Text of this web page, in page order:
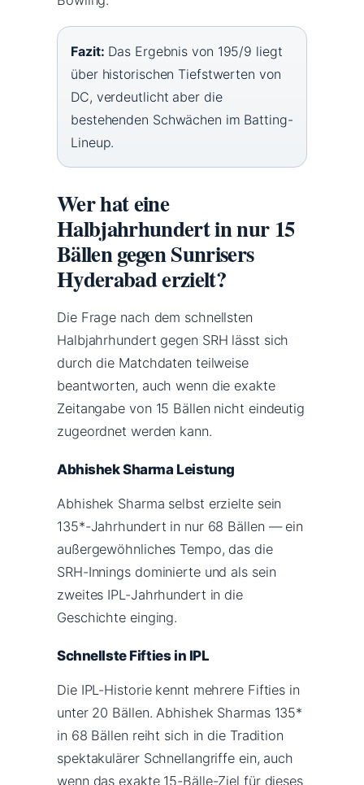
Fazit: Das Ergebnis von 195/9 liegt
über historischen Tiefstwerten von
DC, verdeutlicht aber die
bestehenden Schwächen im Batting-
Lineup.
Wer hat eine
Halbjahrhundert in nur 15
Bällen gegen Sunrisers
Hyderabad erzielt?
Die Frage nach dem schnellsten
Halbjahrhundert gegen SRH lässt sich
durch die Matchdaten teilweise
beantworten, auch wenn die exakte
Zeitangabe von 15 Bällen nicht eindeutig
zugeordnet werden kann.
Abhishek Sharma Leistung
Abhishek Sharma selbst erzielte sein
135*-Jahrhundert in nur 68 Bällen — ein
außergewöhnliches Tempo, das die
SRH-Innings dominierte und als sein
zweites IPL-Jahrhundert in die
Geschichte einging.
Schnellste Fifties in IPL
Die IPL-Historie kennt mehrere Fifties in
unter 20 Bällen. Abhishek Sharmas 135*
in 68 Bällen reiht sich in die Tradition
spektakulärer Schnellangriffe ein, auch
wenn das exakte 15-Bälle-Ziel für dieses